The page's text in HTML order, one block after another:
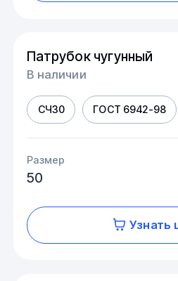
Патрубок чугунный
В наличии
СЧ30 ГОСТ 6942-98
Размер
50
Узнать